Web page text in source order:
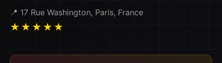
📍 17 Rue Washington, Paris, France
★★★★★